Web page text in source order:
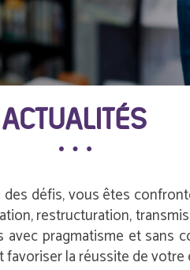
ACTUALITÉS
défis, vous êtes
restructuration,
pragmatisme et
la réussite de votre